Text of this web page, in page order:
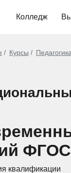
Колледж
Курсы
квалификации